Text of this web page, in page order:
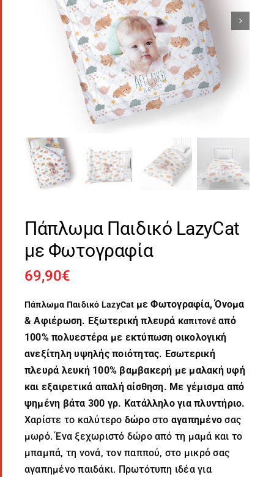
Πάπλωμα Παιδικό LazyCat
με Φωτογραφία
69,90€
Πάπλωμα Παιδικό LazyCat με Φωτογραφία, Όνομα
& Αφιέρωση. Εξωτερική πλευρά καπιτονέαπό
100% πολυεστέρα με εκτύπωση οικολογική
ανεξίτηλη υψηλής ποιότητας. Εσωτερική
πλευρά λευκή 100% βαμβακερή με μαλακή υφή
και εξαιρετικά απαλή αίσθηση. Με γέμισμα από
ψημένη βάτα 300 γρ. Κατάλληλο για πλυντήριο.
Χαρίστε το καλύτερο δώροστο αγαπημένο σας
μωρό. Ένα ξεχωριστό δώρο από τη μαμά και το
μπαμπά, τη νονά, τον παππού, στο μικρό σας
αγαπημένο παιδάκι. Πρωτότυπη ιδέα για